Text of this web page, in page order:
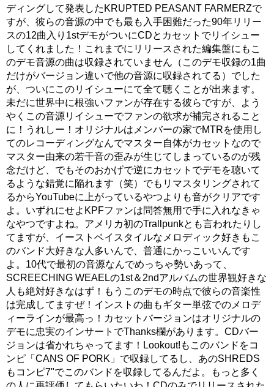
ディングして発表したKRUPTED PEASANT FARMERZで
すが、彼らの音源の中でも最も入手困難だった90年リリー
スの12曲入り1stデモがついにCDとカセットでリイシュー
してくれました！これまでにリリースされた編集盤にもこ
のデモ音源の曲は収録されていません（このデモ収録の1曲
だけがバージョン違いで他の音源に収録されてる）でした
が、ついにこのリイシューにて全て聴くことが出来ます。
未だに世界中に根強いファンが存在する彼らですが、よう
やくこの音源リイシューでファンの欲求が補完されること
に！うれしー！オリジナルはメンバーの家でMTRを使用し
てのレコーディングなんでマスター自体がカセットなので
マスター由来の若干音の歪みが生じてしまっているのが残
念だけど、でもそのおかげで逆にカセットでデモを聴いて
るような錯覚に陥れます（笑）でもリマスタリングされて
るからYouTubeに上がっているやつよりも音がクリアです
よ。いずれにせよKPFファンは問答無用で手に入れなきゃ
なやつですよね。アメリカ初のTrallpunkとも言われたりし
てますが、イーストベイスタイルなメロディック好きもこ
のバンド大好きな人多いんで、普通にかっこいいんです
よ。10代で最初の音源なんでめっちゃ勢いあって、
SCREECHING WEAELの1st＆2ndアルバムの世界観好きな
人も絶対好きなはず！もうこのデモの時点で彼らの音楽性
は完成してますぜ！インストの曲もギター単弦でのメロデ
ィーラインが最高っ！カセットバージョンはオリジナルの
デモに忠実のインサートでThanks欄があります。CDバー
ジョンは省かれちゃってます！Lookout!もこのバンドをコ
ンピ「CANS OF PORK」で収録してるし、あのSHREDS
もコンピ7"でこのバンドを収録してるんだよ。もっと多く